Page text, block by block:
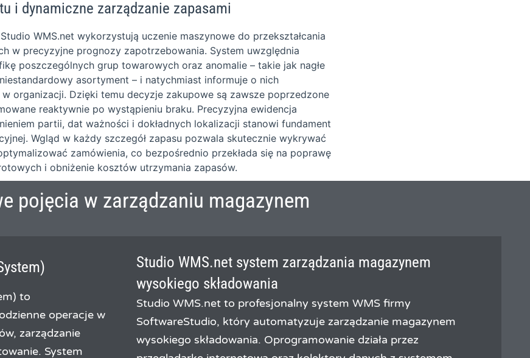
i dynamiczne zarządzanie zapasami
WMS.net wykorzystują uczenie maszynowe do przekształcania
w precyzyjne prognozy zapotrzebowania. System uwzględnia
poszczególnych grup towarowych oraz anomalie – takie jak nagłe
asortyment – i natychmiast informuje o nich
organizacji. Dzięki temu decyzje zakupowe są zawsze poprzedzone
reaktywnie po wystąpieniu braku. Precyzyjna ewidencja
partii, dat ważności i dokładnych lokalizacji stanowi fundament
Wgląd w każdy szczegół zapasu pozwala skutecznie wykrywać
zamówienia, co bezpośrednio przekłada się na poprawę
i obniżenie kosztów utrzymania zapasów.
pojęcia w zarządzaniu magazynem
to
operacje w
zarządzanie
System
Studio WMS.net system zarządzania magazynem
wysokiego składowania
Studio WMS.net to profesjonalny system WMS firmy
SoftwareStudio, który automatyzuje zarządzanie magazynem
wysokiego składowania. Oprogramowanie działa przez